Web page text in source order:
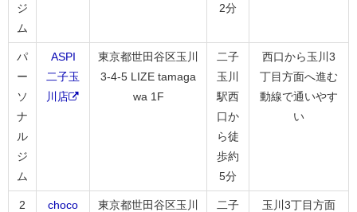
ジ
ム
2分
パ
ー
ソ
ナ
ル
ジ
ム
ASPI
二子玉
川店
東京都世田谷区玉川
3-4-5 LIZE tamaga
wa 1F
二子
玉川
駅西
口か
ら徒
歩約
5分
西口から玉川3
丁目方面へ進む
動線で通いやす
い
2
choco
東京都世田谷区玉川
二子
玉川3丁目方面